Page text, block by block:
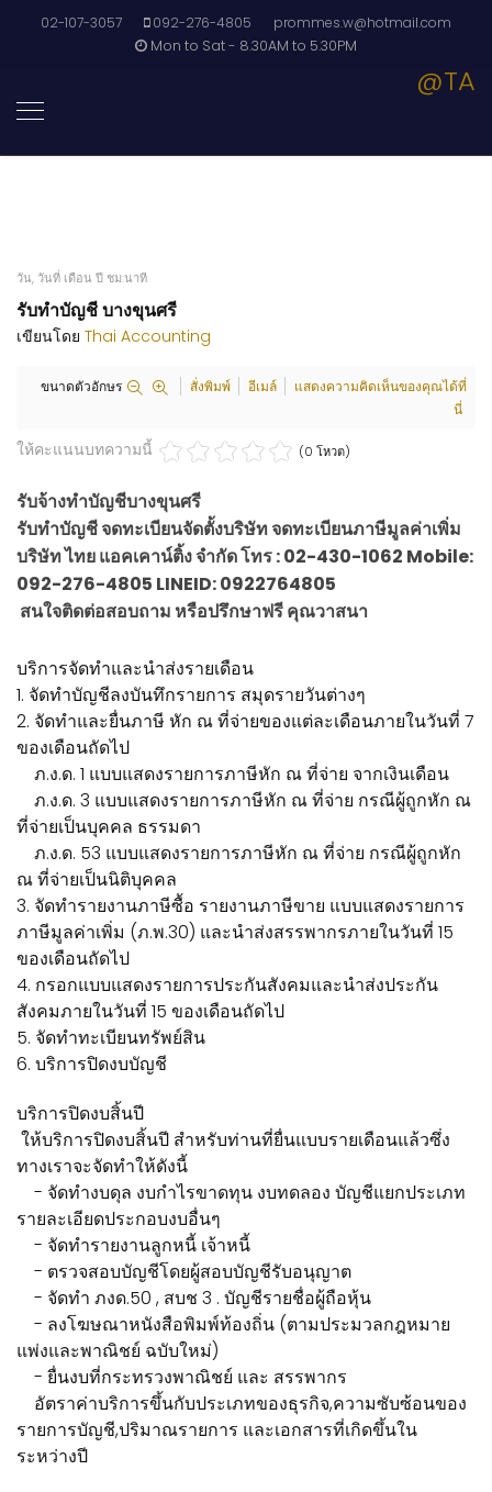
02-107-3057 092-276-4805
prommes.w@hotmail.com
Mon to Sat - 8.30AM to 5.30PM
@TA
วัน, วันที่ เดือน ปี ชม:นาที
รับทำบัญชี บางขุนศรี
เขียนโดย Thai Accounting
ขนาดตัวอักษร สั่งพิมพ์ อีเมล์
แสดงความคิดเห็นของคุณได้ที่
นี่
ให้คะแนนบทความนี้ (0 โหวต)
รับจ้างทำบัญชีบางขุนศรี
รับทำบัญชี จดทะเบียนจัดตั้งบริษัท จดทะเบียนภาษีมูลค่าเพิ่ม
บริษัท ไทย แอคเคาน์ติ้ง จำกัด โทร : 02-430-1062 Mobile:
092-276-4805 LINEID: 0922764805
สนใจติดต่อสอบถาม หรือปรึกษาฟรี คุณวาสนา
บริการจัดทำและนำส่งรายเดือน
1. จัดทำบัญชีลงบันทึกรายการ สมุดรายวันต่างๆ
2. จัดทำและยื่นภาษี หัก ณ ที่จ่ายของแต่ละเดือนภายในวันที่ 7
ของเดือนถัดไป
ภ.ง.ด. 1 แบบแสดงรายการภาษีหัก ณ ที่จ่าย จากเงินเดือน
ภ.ง.ด. 3 แบบแสดงรายการภาษีหัก ณ ที่จ่าย กรณีผู้ถูกหัก ณ
ที่จ่ายเป็นบุคคล ธรรมดา
ภ.ง.ด. 53 แบบแสดงรายการภาษีหัก ณ ที่จ่าย กรณีผู้ถูกหัก
ณ ที่จ่ายเป็นนิติบุคคล
3. จัดทำรายงานภาษีซื้อ รายงานภาษีขาย แบบแสดงรายการ
ภาษีมูลค่าเพิ่ม (ภ.พ.30) และนำส่งสรรพากรภายในวันที่ 15
ของเดือนถัดไป
4. กรอกแบบแสดงรายการประกันสังคมและนำส่งประกัน
สังคมภายในวันที่ 15 ของเดือนถัดไป
5. จัดทำทะเบียนทรัพย์สิน
6. บริการปิดงบบัญชี
บริการปิดงบสิ้นปี
ให้บริการปิดงบสิ้นปี สำหรับท่านที่ยื่นแบบรายเดือนแล้วซึ่ง
ทางเราจะจัดทำให้ดังนี้
- จัดทำงบดุล งบกำไรขาดทุน งบทดลอง บัญชีแยกประเภท
รายละเอียดประกอบงบอื่นๆ
- จัดทำรายงานลูกหนี้ เจ้าหนี้
- ตรวจสอบบัญชีโดยผู้สอบบัญชีรับอนุญาต
- จัดทำ ภงด.50 , สบช 3 . บัญชีรายชื่อผู้ถือหุ้น
- ลงโฆษณาหนังสือพิมพ์ท้องถิ่น (ตามประมวลกฎหมาย
แพ่งและพาณิชย์ ฉบับใหม่)
- ยื่นงบที่กระทรวงพาณิชย์ และ สรรพากร
อัตราค่าบริการขึ้นกับประเภทของธุรกิจ,ความซับซ้อนของ
รายการบัญชี,ปริมาณรายการ และเอกสารที่เกิดขึ้นใน
ระหว่างปี